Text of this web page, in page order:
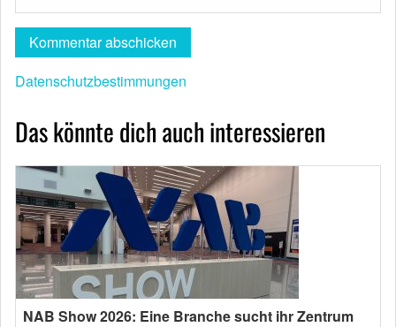
Datenschutzbestimmungen
Das könnte dich auch interessieren
NAB Show 2026: Eine Branche sucht ihr Zentrum